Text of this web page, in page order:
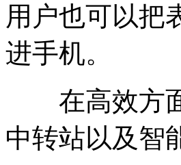
用户也可以把
进手机。
在高效方面
中转站以及智